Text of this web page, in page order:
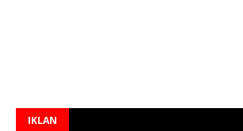
IKLAN